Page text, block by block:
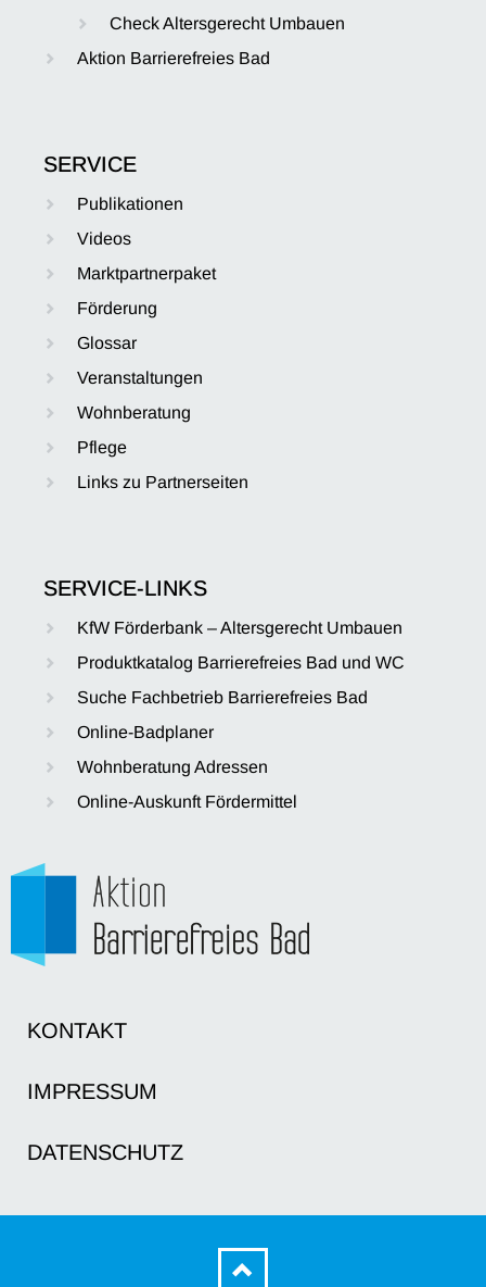
Check Altersgerecht Umbauen
Aktion Barrierefreies Bad
SERVICE
Publikationen
Videos
Marktpartnerpaket
Förderung
Glossar
Veranstaltungen
Wohnberatung
Pflege
Links zu Partnerseiten
SERVICE-LINKS
KfW Förderbank – Altersgerecht Umbauen
Produktkatalog Barrierefreies Bad und WC
Suche Fachbetrieb Barrierefreies Bad
Online-Badplaner
Wohnberatung Adressen
Online-Auskunft Fördermittel
KONTAKT
IMPRESSUM
DATENSCHUTZ